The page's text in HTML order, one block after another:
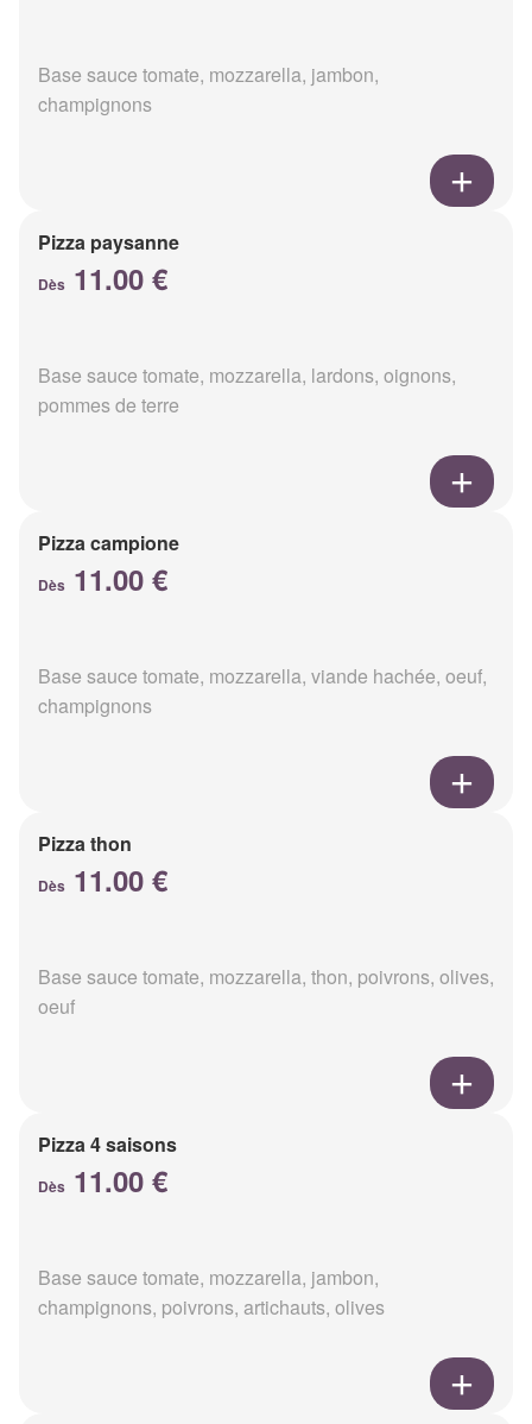
Base sauce tomate, mozzarella, jambon,
champignons
Pizza paysanne
Dès 11.00 €
Base sauce tomate, mozzarella, lardons, oignons,
pommes de terre
Pizza campione
Dès 11.00 €
Base sauce tomate, mozzarella, viande hachée, oeuf,
champignons
Pizza thon
Dès 11.00 €
Base sauce tomate, mozzarella, thon, poivrons, olives,
oeuf
Pizza 4 saisons
Dès 11.00 €
Base sauce tomate, mozzarella, jambon,
champignons, poivrons, artichauts, olives